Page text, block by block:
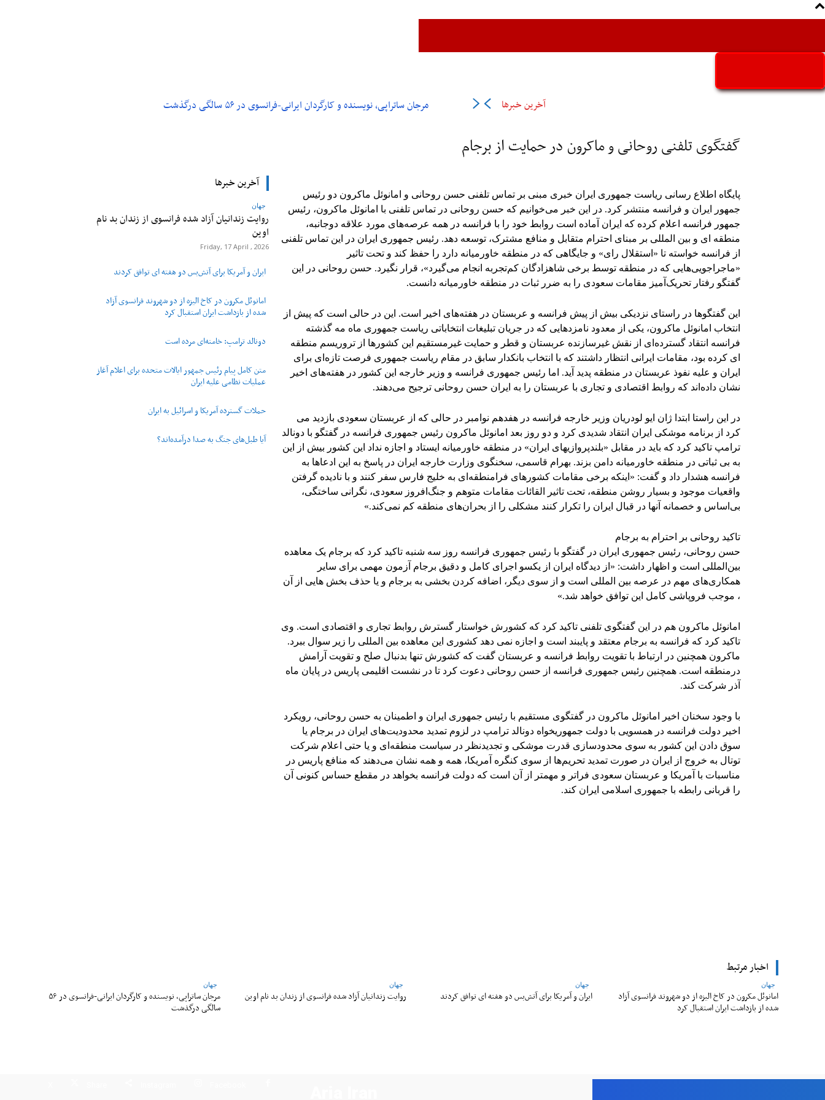
آخرین خبرها مرجان ساتراپی، نویسنده و کارگردان ایرانی-فرانسوی در ۵۶ سالگی درگذشت
گفتگوی تلفنی روحانی و ماکرون در حمایت از برجام
پایگاه اطلاع رسانی ریاست جمهوری ایران خبری مبنی بر تماس تلفنی حسن روحانی و امانوئل ماکرون دو رئیس
جمهور ایران و فرانسه منتشر کرد. در این خبر می‌خوانیم که حسن روحانی در تماس تلفنی با امانوئل ماکرون، رئیس
جمهور فرانسه اعلام کرده که ایران آماده است روابط خود را با فرانسه در همه عرصه‌های مورد علاقه دوجانبه،
منطقه ای و بین المللی بر مبنای احترام متقابل و منافع مشترک، توسعه دهد. رئیس جمهوری ایران در این تماس تلفنی
از فرانسه خواسته تا «استقلال رای» و جایگاهی که در منطقه خاورمیانه دارد را حفظ کند و تحت تاثیر
«ماجراجویی‌هایی که در منطقه توسط برخی شاهزادگان کم‌تجربه انجام می‌گیرد»، قرار نگیرد. حسن روحانی در این
گفتگو رفتار تحریک‌آمیز مقامات سعودی را به ضرر ثبات در منطقه خاورمیانه دانست.
این گفتگوها در راستای نزدیکی بیش از پیش فرانسه و عربستان در هفته‌های اخیر است. این در حالی است که پیش از
انتخاب امانوئل ماکرون، یکی از معدود نامزدهایی که در جریان تبلیغات انتخاباتی ریاست جمهوری ماه مه گذشته
فرانسه انتقاد گسترده‌ای از نقش غیرسازنده عربستان و قطر و حمایت غیرمستقیم این کشورها از تروریسم منطقه
ای کرده بود، مقامات ایرانی انتظار داشتند که با انتخاب بانکدار سابق در مقام ریاست جمهوری فرصت تازه‌ای برای
ایران و علیه نفوذ عربستان در منطقه پدید آید. اما رئیس جمهوری فرانسه و وزیر خارجه این کشور در هفته‌های اخیر
نشان داده‌اند که روابط اقتصادی و تجاری با عربستان را به ایران حسن روحانی ترجیح می‌دهند.
در این راستا ابتدا ژان ایو لودریان وزیر خارجه فرانسه در هفدهم نوامبر در حالی که از عربستان سعودی بازدید می
کرد از برنامه موشکی ایران انتقاد شدیدی کرد و دو روز بعد امانوئل ماکرون رئیس جمهوری فرانسه در گفتگو با دونالد
ترامپ تاکید کرد که باید در مقابل «بلندپروازیهای ایران» در منطقه خاورمیانه ایستاد و اجازه نداد این کشور بیش از این
به بی ثباتی در منطقه خاورمیانه دامن بزند. بهرام قاسمی، سخنگوی وزارت خارجه ایران در پاسخ به این ادعاها به
فرانسه هشدار داد و گفت: «اینکه برخی مقامات کشورهای فرامنطقه‌ای به خلیج فارس سفر کنند و با نادیده گرفتن
واقعیات موجود و بسیار روشن منطقه، تحت تاثیر القائات مقامات متوهم و جنگ‌افروز سعودی، نگرانی ساختگی،
بی‌اساس و خصمانه آنها در قبال ایران را تکرار کنند مشکلی را از بحران‌های منطقه کم نمی‌کند.»
تاکید روحانی بر احترام به برجام
حسن روحانی، رئیس جمهوری ایران در گفتگو با رئیس جمهوری فرانسه روز سه شنبه تاکید کرد که برجام یک معاهده
بین‌المللی است و اظهار داشت: «از دیدگاه ایران از یکسو اجرای کامل و دقیق برجام آزمون مهمی برای سایر
همکاری‌های مهم در عرصه بین المللی است و از سوی دیگر، اضافه کردن بخشی به برجام و یا حذف بخش هایی از آن
، موجب فروپاشی کامل این توافق خواهد شد.»
امانوئل ماکرون هم در این گفتگوی تلفنی تاکید کرد که کشورش خواستار گسترش روابط تجاری و اقتصادی است. وی
تاکید کرد که فرانسه به برجام معتقد و پایبند است و اجازه نمی دهد کشوری این معاهده بین المللی را زیر سوال ببرد.
ماکرون همچنین در ارتباط با تقویت روابط فرانسه و عربستان گفت که کشورش تنها بدنبال صلح و تقویت آرامش
درمنطقه است. همچنین رئیس جمهوری فرانسه از حسن روحانی دعوت کرد تا در نشست اقلیمی پاریس در پایان ماه
آذر شرکت کند.
با وجود سخنان اخیر امانوئل ماکرون در گفتگوی مستقیم با رئیس جمهوری ایران و اطمینان به حسن روحانی، رویکرد
اخیر دولت فرانسه در همسویی با دولت جمهوریخواه دونالد ترامپ در لزوم تمدید محدودیت‌های ایران در برجام یا
سوق دادن این کشور به سوی محدودسازی قدرت موشکی و تجدیدنظر در سیاست منطقه‌ای‌ و یا حتی اعلام شرکت
توتال به خروج از ایران در صورت تمدید تحریم‌ها از سوی کنگره آمریکا، همه و همه نشان می‌دهند که منافع پاریس در
مناسبات با آمریکا و عربستان سعودی فراتر و مهمتر از آن است که دولت فرانسه بخواهد در مقطع حساس کنونی آن
را قربانی رابطه با جمهوری اسلامی ایران کند.
آخرین خبرها
جهان
روایت زندانیان آزاد شده فرانسوی از زندان ‌بد نام
اوین
Friday, 17 April , 2026
ایران و آمریکا برای آتش‌بس دو هفته‌ ای توافق کردند
امانوئل مکرون در کاخ الیزه از دو شهروند فرانسوی آزاد
شده از بازداشت ایران استقبال کرد
دونالد ترامپ: خامنه‌ای مرده است
متن کامل پیام رئیس جمهور ایالات متحده برای اعلام آغاز
عملیات نظامی علیه ایران
حملات گسترده آمریکا و اسرائیل به ایران
آیا طبل‌های جنگ به صدا درآمده‌اند؟
اخبار مرتبط
جهان
مرجان ساتراپی، نویسنده و کارگردان ایرانی-فرانسوی در ۵۶
سالگی درگذشت
جهان
روایت زندانیان آزاد شده فرانسوی از زندان ‌بد نام اوین
جهان
ایران و آمریکا برای آتش‌بس دو هفته‌ ای توافق کردند
جهان
امانوئل مکرون در کاخ الیزه از دو شهروند فرانسوی آزاد
شده از بازداشت ایران استقبال کرد